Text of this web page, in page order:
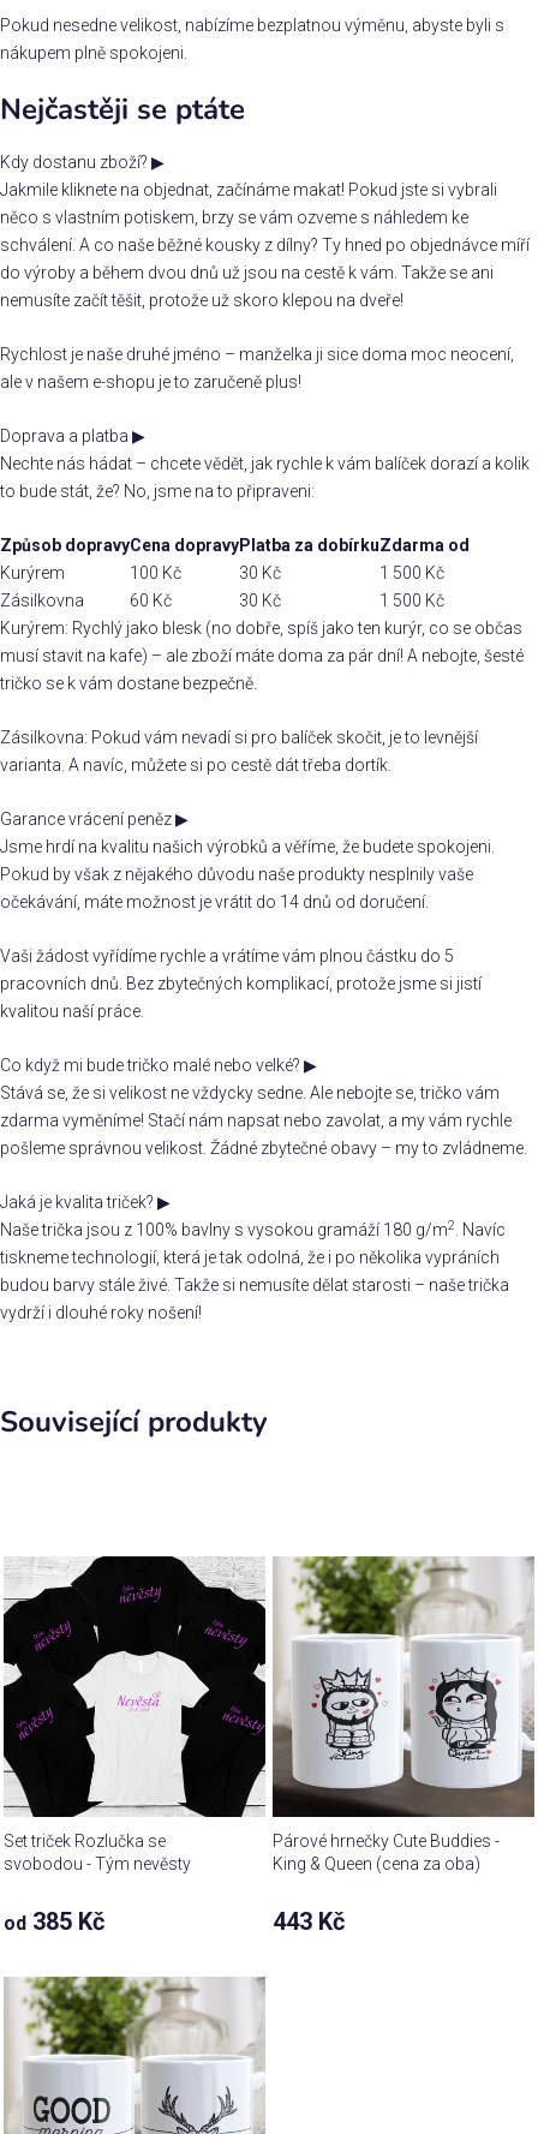
Pokud nesedne velikost, nabízíme bezplatnou výměnu, abyste byli s
nákupem plně spokojeni.
Nejčastěji se ptáte
Kdy dostanu zboží? ▶
Jakmile kliknete na objednat, začínáme makat! Pokud jste si vybrali
něco s vlastním potiskem, brzy se vám ozveme s náhledem ke
schválení. A co naše běžné kousky z dílny? Ty hned po objednávce míří
do výroby a během dvou dnů už jsou na cestě k vám. Takže se ani
nemusíte začít těšit, protože už skoro klepou na dveře!
Rychlost je naše druhé jméno – manželka ji sice doma moc neocení,
ale v našem e-shopu je to zaručeně plus!
Doprava a platba ▶
Nechte nás hádat – chcete vědět, jak rychle k vám balíček dorazí a kolik
to bude stát, že? No, jsme na to připraveni:
Způsob dopravyCena dopravyPlatba za dobírkuZdarma od
Kurýrem
100 Kč 30 Kč
1 500 Kč
Zásilkovna
60 Kč 30 Kč
1 500 Kč
Kurýrem: Rychlý jako blesk (no dobře, spíš jako ten kurýr, co se občas
musí stavit na kafe) – ale zboží máte doma za pár dní! A nebojte, šesté
tričko se k vám dostane bezpečně.
Zásilkovna: Pokud vám nevadí si pro balíček skočit, je to levnější
varianta. A navíc, můžete si po cestě dát třeba dortík.
Garance vrácení peněz▶
Jsme hrdí na kvalitu našich výrobků a věříme, že budete spokojeni.
Pokud by však z nějakého důvodu naše produkty nesplnily vaše
očekávání, máte možnost je vrátit do 14 dnů od doručení.
Vaši žádost vyřídíme rychle a vrátíme vám plnou částku do 5
pracovních dnů. Bez zbytečných komplikací, protože jsme si jistí
kvalitou naší práce.
Co když mi bude tričko malé nebo velké? ▶
Stává se, že si velikost ne vždycky sedne. Ale nebojte se, tričko vám
zdarma vyměníme! Stačí nám napsat nebo zavolat, a my vám rychle
pošleme správnou velikost. Žádné zbytečné obavy – my to zvládneme.
Jaká je kvalita triček? ▶
Naše trička jsou z 100% bavlny s vysokou gramáží 180 g/m2
. Navíc
tiskneme technologií, která je tak odolná, že i po několika vypráních
budou barvy stále živé. Takže si nemusíte dělat starosti – naše trička
vydrží i dlouhé roky nošení!
Související produkty
Set triček Rozlučka se
svobodou - Tým nevěsty
od 385 Kč
Párové hrnečky Cute Buddies -
King & Queen (cena za oba)
443 Kč